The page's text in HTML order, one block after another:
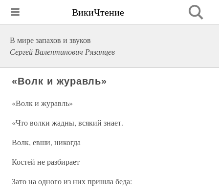
ВикиЧтение
В мире запахов и звуков
Сергей Валентинович Рязанцев
«Волк и журавль»
«Волк и журавль»
«Что волки жадны, всякий знает.
Волк, евши, никогда
Костей не разбирает
Зато на одного из них пришла беда: